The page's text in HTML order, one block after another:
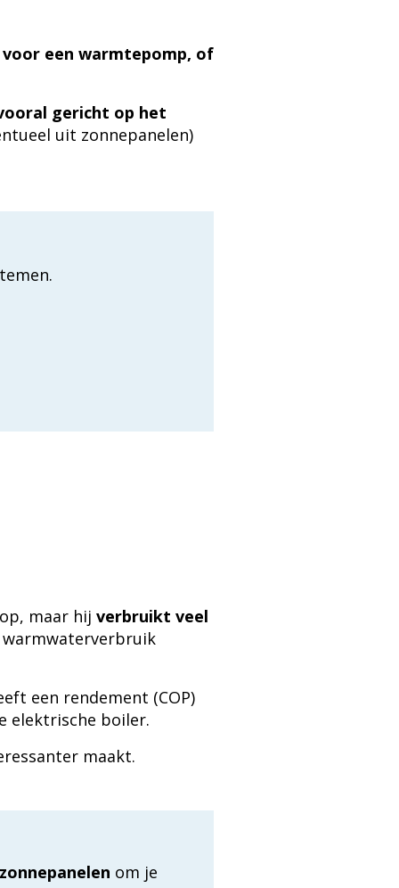
een warmtepomp, of
gericht op het
uit zonnepanelen)
maar hij verbruikt veel
warmwaterverbruik
een rendement (COP)
elektrische boiler.
maakt.
zonnepanelen om je